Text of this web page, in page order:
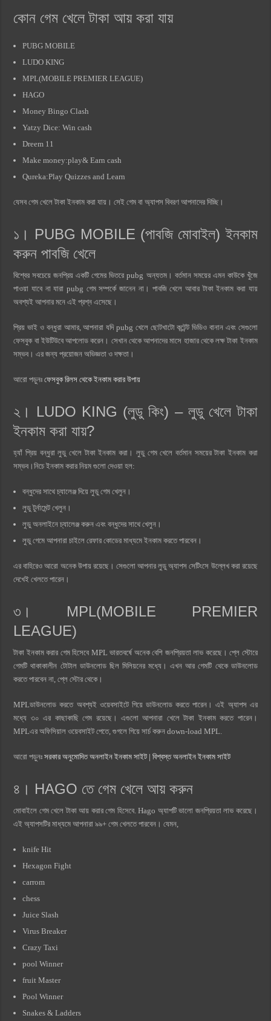
কোন গেম খেলে টাকা আয় করা যায়
PUBG MOBILE
LUDO KING
MPL(MOBILE PREMIER LEAGUE)
HAGO
Money Bingo Clash
Yatzy Dice: Win cash
Dreem 11
Make money:play& Earn cash
Qureka:Play Quizzes and Learn
যেসব গেম খেলে টাকা ইনকাম করা যায়। সেই গেম বা অ্যাপস বিবরণ আপনাদের দিচ্ছি।
১। PUBG MOBILE (পাবজি মোবাইল) ইনকাম
করুন পাবজি খেলে
বিশ্বের সবচেয়ে জনপ্রিয় একটি গেমের ভিতরে pubg অন্যতম। বর্তমান সময়ের এমন কাউকে খুঁজে
পাওয়া যাবে না যারা pubg গেম সম্পর্কে জানেন না। পাবজি খেলে আবার টাকা ইনকাম করা যায়
অবশ্যই আপনার মনে এই প্রশ্ন এসেছে।
প্রিয় ভাই ও বন্ধুরা আমার, আপনারা যদি pubg খেলে ছোটখাটো কন্টেন্ট ভিডিও বানান এবং সেগুলো
ফেসবুক বা ইউটিউবে আপলোড করেন। সেখান থেকে আপনাদের মাসে হাজার থেকে লক্ষ টাকা ইনকাম
সম্ভব। এর জন্য প্রয়োজন অভিজ্ঞতা ও দক্ষতা।
আরো পড়ুনঃফেসবুক রিলস থেকে ইনকাম করার উপায়
২। LUDO KING (লুডু কিং) – লুডু খেলে টাকা
ইনকাম করা যায়?
হ্যাঁ প্রিয় বন্ধুরা লুডু খেলে টাকা ইনকাম করা। লুডু গেম খেলে বর্তমান সময়ের টাকা ইনকাম করা
সম্ভব।নিচে ইনকাম করার নিয়ম গুলো দেওয়া হল:
বন্ধুদের সাথে চ্যালেঞ্জ দিয়ে লুডু গেম খেলুন।
লুডু টুর্নামেন্ট খেলুন।
লুডু অনলাইনে চ্যালেঞ্জ করুন এবং বন্ধুদের সাথে খেলুন।
লুডু গেমে আপনারা চাইলে রেফার কোডের মাধ্যমে ইনকাম করতে পারবেন।
এর বাহিরেও আরো অনেক উপায় রয়েছে। সেগুলো আপনার লুডু অ্যাপস সেটিংসে উল্লেখ করা রয়েছে
দেখেই খেলতে পারেন।
৩। MPL(MOBILE PREMIER
LEAGUE)
টাকা ইনকাম করার গেম হিসেবে MPL ভারতবর্ষে অনেক বেশি জনপ্রিয়তা লাভ করেছে। প্লে স্টোরে
গেমটি থাকাকালীন টোটাল ডাউনলোড ছিল মিলিয়নের মধ্যে। এখন আর গেমটি থেকে ডাউনলোড
করতে পারবেন না, প্লে স্টোর থেকে।
MPLডাউনলোড করতে অবশ্যই ওয়েবসাইটে গিয়ে ডাউনলোড করতে পারেন। এই অ্যাপস এর
মধ্যে ৩০ এর কাছাকাছি গেম রয়েছে। এগুলো আপনারা খেলে টাকা ইনকাম করতে পারেন।
MPLএর অফিসিয়াল ওয়েবসাইট পেতে, গুগলে গিয়ে সার্চ করুন down-load MPL.
আরো পড়ুনঃসরকার অনুমোদিত অনলাইন ইনকাম সাইট | বিশ্বস্ত অনলাইন ইনকাম সাইট
৪। HAGO তে গেম খেলে আয় করুন
মোবাইলে গেম খেলে টাকা আয় করার গেম হিসেবে. Hago অ্যাপটি ভালো জনপ্রিয়তা লাভ করেছে।
এই অ্যাপসটির মাধ্যমে আপনারা ৯৯+ গেম খেলতে পারবেন। যেমন,
knife Hit
Hexagon Fight
carrom
chess
Juice Slash
Virus Breaker
Crazy Taxi
pool Winner
fruit Master
Pool Winner
Snakes & Ladders